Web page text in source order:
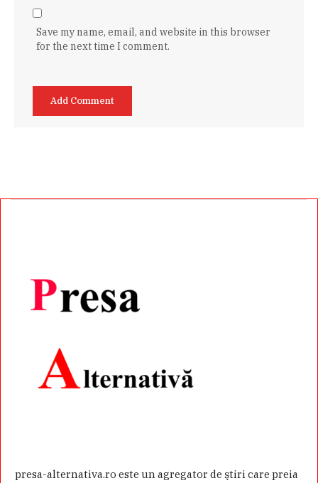
Save my name, email, and website in this browser
for the next time I comment.
presa-alternativa.ro este un agregator de ştiri care preia